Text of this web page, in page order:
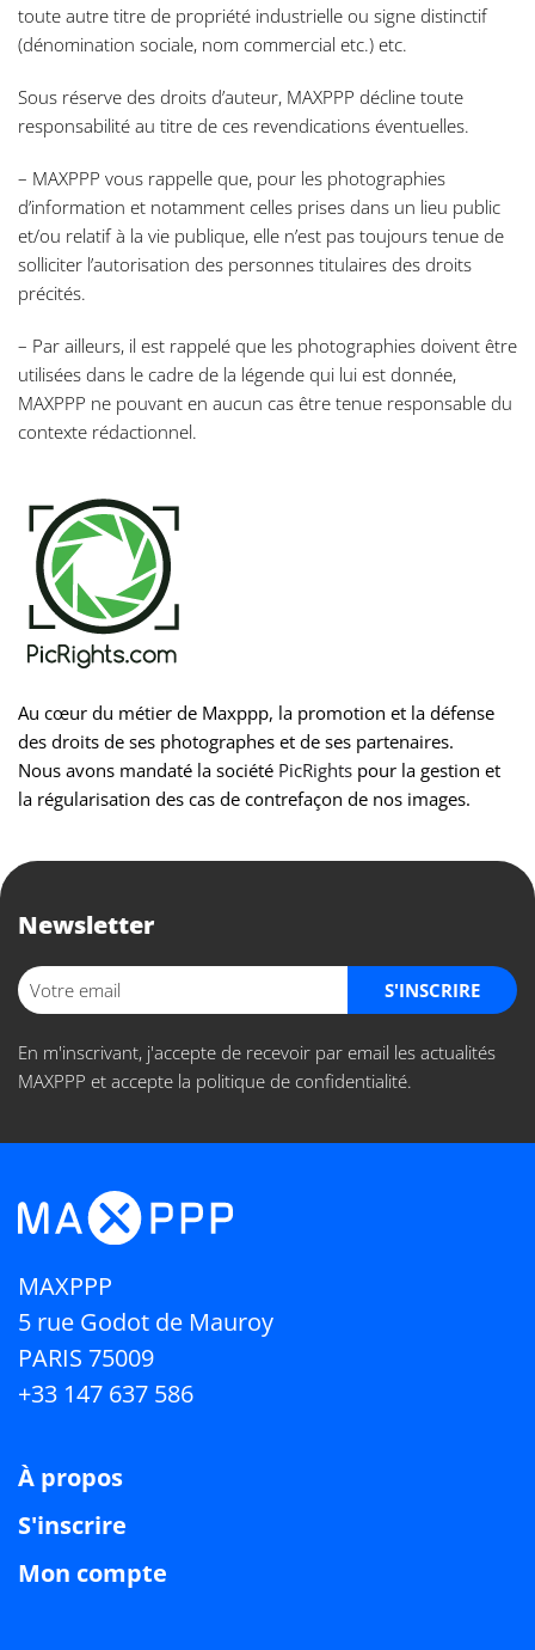
toute autre titre de propriété industrielle ou signe distinctif
(dénomination sociale, nom commercial etc.) etc.
Sous réserve des droits d’auteur, MAXPPP décline toute
responsabilité au titre de ces revendications éventuelles.
– MAXPPP vous rappelle que, pour les photographies
d’information et notamment celles prises dans un lieu public
et/ou relatif à la vie publique, elle n’est pas toujours tenue de
solliciter l’autorisation des personnes titulaires des droits
précités.
– Par ailleurs, il est rappelé que les photographies doivent être
utilisées dans le cadre de la légende qui lui est donnée,
MAXPPP ne pouvant en aucun cas être tenue responsable du
contexte rédactionnel.
Au cœur du métier de Maxppp, la promotion et la défense
des droits de ses photographes et de ses partenaires.
Nous avons mandaté la société PicRights pour la gestion et
la régularisation des cas de contrefaçon de nos images.
Newsletter
S'INSCRIRE
En m'inscrivant, j'accepte de recevoir par email les actualités
MAXPPP et accepte la politique de confidentialité.
MAXPPP
5 rue Godot de Mauroy
PARIS 75009
+33 147 637 586
À propos
S'inscrire
Mon compte